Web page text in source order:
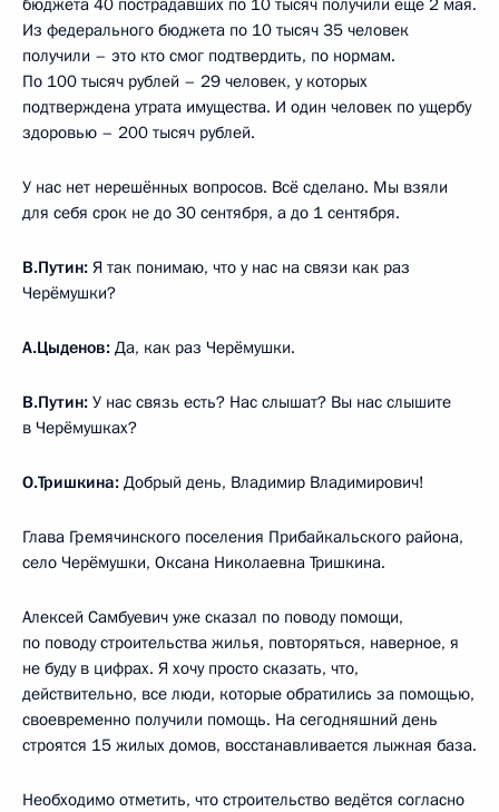
Из федерального бюджета по 10 тысяч 35 человек
получили – это кто смог подтвердить, по нормам.
По 100 тысяч рублей – 29 человек, у которых
подтверждена утрата имущества. И один человек по ущербу
здоровью – 200 тысяч рублей.
У нас нет нерешённых вопросов. Всё сделано. Мы взяли
для себя срок не до 30 сентября, а до 1 сентября.
В.Путин: Я так понимаю, что у нас на связи как раз
Черёмушки?
А.Цыденов: Да, как раз Черёмушки.
В.Путин: У нас связь есть? Нас слышат? Вы нас слышите
в Черёмушках?
О.Тришкина: Добрый день, Владимир Владимирович!
Глава Гремячинского поселения Прибайкальского района,
село Черёмушки, Оксана Николаевна Тришкина.
Алексей Самбуевич уже сказал по поводу помощи,
по поводу строительства жилья, повторяться, наверное, я
не буду в цифрах. Я хочу просто сказать, что,
действительно, все люди, которые обратились за помощью,
своевременно получили помощь. На сегодняшний день
строятся 15 жилых домов, восстанавливается лыжная база.
Необходимо отметить, что строительство ведётся согласно